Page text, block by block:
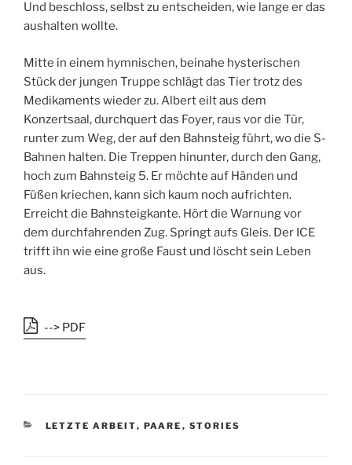
Und beschloss, selbst zu entscheiden, wie lange er das
aushalten wollte.
Mitte in einem hymnischen, beinahe hysterischen
Stück der jungen Truppe schlägt das Tier trotz des
Medikaments wieder zu. Albert eilt aus dem
Konzertsaal, durchquert das Foyer, raus vor die Tür,
runter zum Weg, der auf den Bahnsteig führt, wo die S-
Bahnen halten. Die Treppen hinunter, durch den Gang,
hoch zum Bahnsteig 5. Er möchte auf Händen und
Füßen kriechen, kann sich kaum noch aufrichten.
Erreicht die Bahnsteigkante. Hört die Warnung vor
dem durchfahrenden Zug. Springt aufs Gleis. Der ICE
trifft ihn wie eine große Faust und löscht sein Leben
aus.
--> PDF
K
LETZTE ARBEIT, PAARE , STORIES